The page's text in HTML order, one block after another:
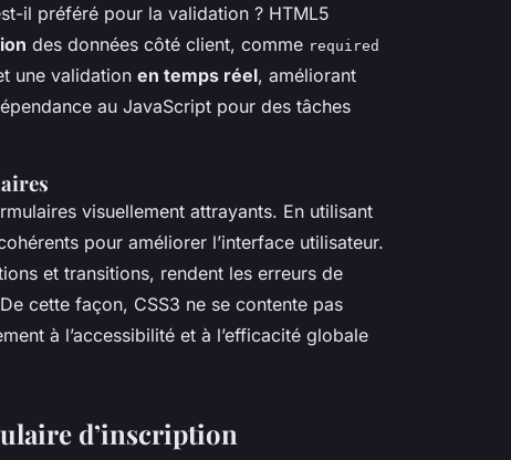
il préféré pour la validation ? HTML5
des données côté client, comme required
une validation en temps réel, améliorant
au JavaScript pour des tâches
visuellement attrayants. En utilisant
pour améliorer l’interface utilisateur.
et transitions, rendent les erreurs de
cette façon, CSS3 ne se contente pas
à l’accessibilité et à l’efficacité globale
d’inscription